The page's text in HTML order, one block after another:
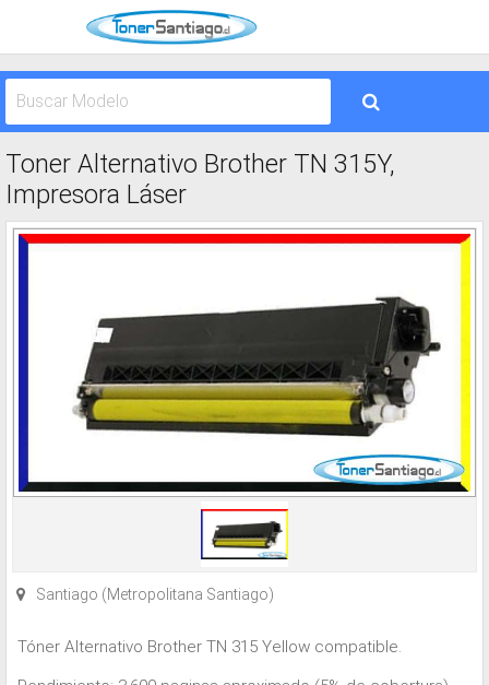
Toner Alternativo Brother TN 315Y,
Impresora Láser
Santiago (Metropolitana Santiago)
Tóner Alternativo Brother TN 315 Yellow compatible.